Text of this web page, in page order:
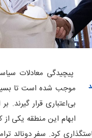
پیچیدگی معادلات
موجب شده است تا
بی‌اعتباری قرار گیرند.
ابهام این منطقه یکی
کرد. سفر دونالد